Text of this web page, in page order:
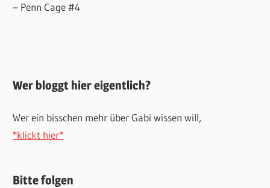
– Penn Cage #4
Wer bloggt hier eigentlich?
Wer ein bisschen mehr über Gabi wissen will,
*klickt hier*
Bitte folgen